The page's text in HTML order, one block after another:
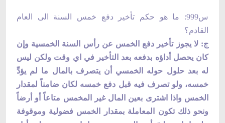
س999: ما هو حكم تأخير دفع خمس السنة الى العام
القادم؟
ج: لا يجوز تأخير دفع الخمس عن رأس السنة الخمسية وإن
كان يحصل أداؤه بدفعه بعد التأخير في اي وقت ولكن ليس
له بعد حلول حوله الخمسي أن يتصرف بالمال ما لم يؤدِّ
خمسه، ولو تصرف فيه قبل دفع خمسه لكان ضامناً لمقدار
الخمس واذا اشترى بعين المال غير المخمس متاعاً أو أرضاً
ونحو ذلك تكون المعاملة بمقدار الخمس فضولية وموقوفة